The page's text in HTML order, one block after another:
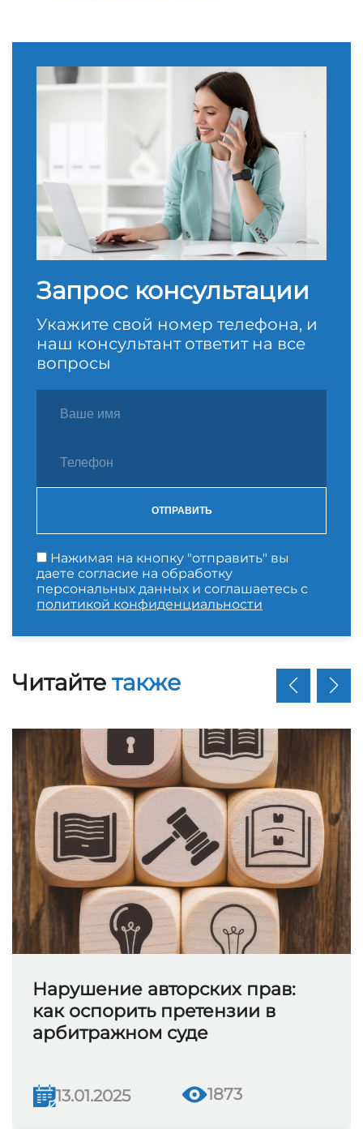
Запрос консультации
Укажите свой номер телефона, и
наш консультант ответит на все
вопросы
ОТПРАВИТЬ
Нажимая на кнопку "отправить" вы
даете согласие на обработку
персональных данных и соглашаетесь с
политикой конфиденциальности
Читайте также
Нарушение авторских прав:
как оспорить претензии в
арбитражном суде
13.01.2025 1873